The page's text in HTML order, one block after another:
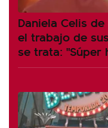
Daniela Celis
el trabajo de
se trata: "Súper